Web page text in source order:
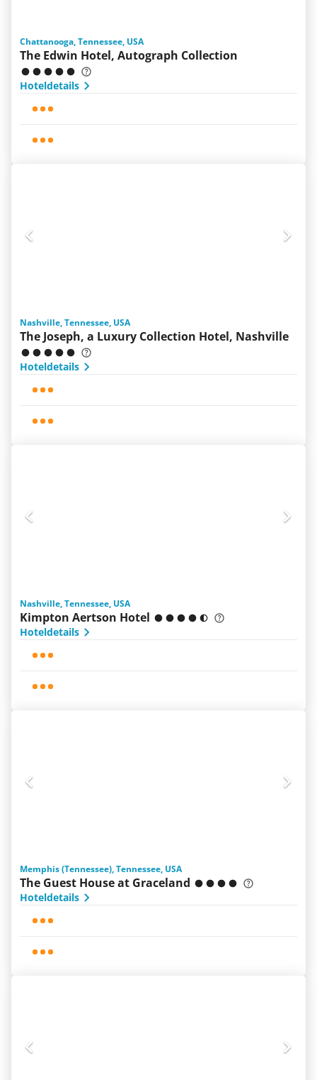
Chattanooga, Tennessee, USA
The Edwin Hotel, Autograph Collection
Hoteldetails
Nashville, Tennessee, USA
The Joseph, a Luxury Collection Hotel, Nashville
Hoteldetails
Nashville, Tennessee, USA
Kimpton Aertson Hotel
Hoteldetails
Memphis (Tennessee), Tennessee, USA
The Guest House at Graceland
Hoteldetails